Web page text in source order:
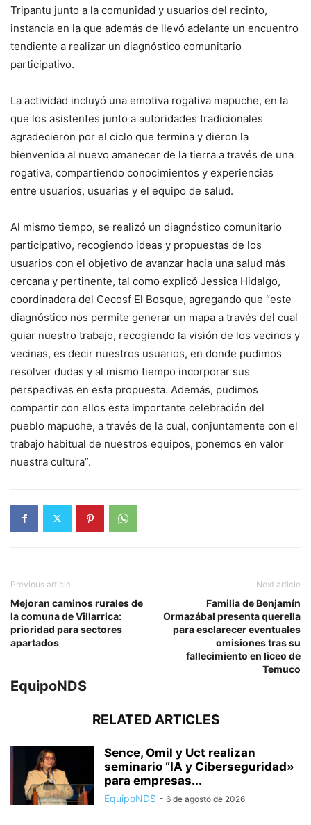
Tripantu junto a la comunidad y usuarios del recinto,
instancia en la que además de llevó adelante un encuentro
tendiente a realizar un diagnóstico comunitario
participativo.
La actividad incluyó una emotiva rogativa mapuche, en la
que los asistentes junto a autoridades tradicionales
agradecieron por el ciclo que termina y dieron la
bienvenida al nuevo amanecer de la tierra a través de una
rogativa, compartiendo conocimientos y experiencias
entre usuarios, usuarias y el equipo de salud.
Al mismo tiempo, se realizó un diagnóstico comunitario
participativo, recogiendo ideas y propuestas de los
usuarios con el objetivo de avanzar hacia una salud más
cercana y pertinente, tal como explicó Jessica Hidalgo,
coordinadora del Cecosf El Bosque, agregando que “este
diagnóstico nos permite generar un mapa a través del cual
guiar nuestro trabajo, recogiendo la visión de los vecinos y
vecinas, es decir nuestros usuarios, en donde pudimos
resolver dudas y al mismo tiempo incorporar sus
perspectivas en esta propuesta. Además, pudimos
compartir con ellos esta importante celebración del
pueblo mapuche, a través de la cual, conjuntamente con el
trabajo habitual de nuestros equipos, ponemos en valor
nuestra cultura”.
Previous article
Mejoran caminos rurales de
la comuna de Villarrica:
prioridad para sectores
apartados
Next article
Familia de Benjamín
Ormazábal presenta querella
para esclarecer eventuales
omisiones tras su
fallecimiento en liceo de
Temuco
EquipoNDS
RELATED ARTICLES
Sence, Omil y Uct realizan
seminario “IA y Ciberseguridad»
para empresas...
EquipoNDS - 6 de agosto de 2026